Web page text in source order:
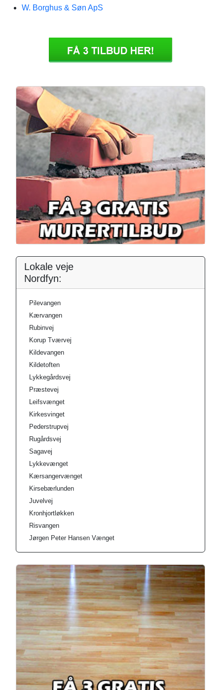
W. Borghus & Søn ApS
Lokale veje
Nordfyn:
Pilevangen
Kærvangen
Rubinvej
Korup Tværvej
Kildevangen
Kildetoften
Lykkegårdsvej
Præstevej
Leifsvænget
Kirkesvinget
Pederstrupvej
Rugårdsvej
Sagavej
Lykkevænget
Kærsangervænget
Kirsebærlunden
Juvelvej
Kronhjortløkken
Risvangen
Jørgen Peter Hansen Vænget